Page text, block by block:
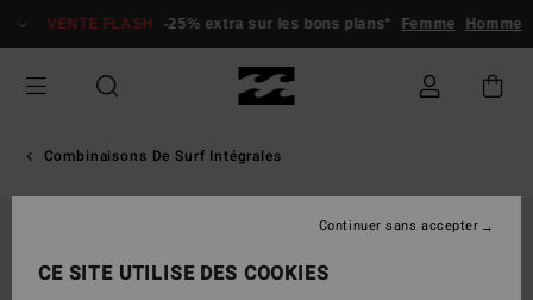
VENTE FLASH -25% extra sur les bons plans* Femme Homme
Combinaisons De Surf Intégrales
CE SITE UTILISE DES COOKIES
Continuer sans accepter